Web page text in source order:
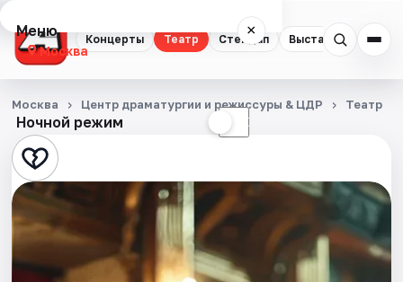
Концерты Театр Стендап Выставки
Меню ×
Москва
Концерты
Театр
Стендап
Выставки
Квесты
Ночной режим ☾
Москва Центр драматургии и режиссуры & ЦДР Театр